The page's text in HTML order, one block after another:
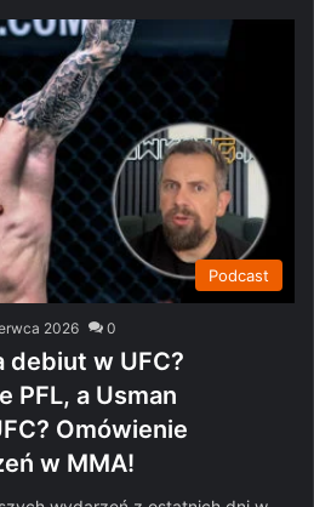
Podcast
2026 0
debiut w UFC?
PFL, a Usman
Omówienie
w MMA!